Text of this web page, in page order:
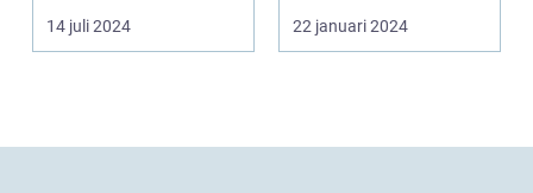
14 juli 2024
historia oc...
22 januari 2024